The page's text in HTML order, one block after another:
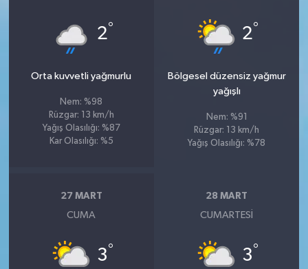
2°
Orta kuvvetli yağmurlu
Nem: %98
Rüzgar: 13 km/h
Yağış Olasılığı: %87
Kar Olasılığı: %5
2°
Bölgesel düzensiz yağmur
yağışlı
Nem: %91
Rüzgar: 13 km/h
Yağış Olasılığı: %78
27 MART
CUMA
3°
28 MART
CUMARTESI
3°